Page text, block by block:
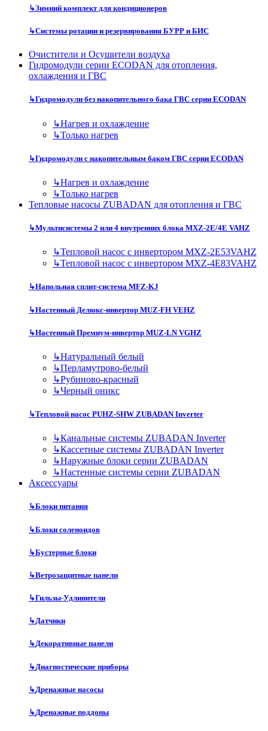
↳Зимний комплект для кондиционеров
↳Системы ротации и резервирования БУРР и БИС
Очистители и Осушители воздуха
Гидромодули серии ECODAN для отопления,
охлаждения и ГВС
↳Гидромодули без накопительного бака ГВС серии ECODAN
↳Нагрев и охлаждение
↳Только нагрев
↳Гидромодули с накопительным баком ГВС серии ECODAN
↳Нагрев и охлаждение
↳Только нагрев
Тепловые насосы ZUBADAN для отопления и ГВС
↳Мультисистемы 2 или 4 внутренних блока MXZ-2E/4E VAHZ
↳Тепловой насос с инвертором MXZ-2E53VAHZ
↳Тепловой насос с инвертором MXZ-4E83VAHZ
↳Напольная сплит-система MFZ-KJ
↳Настенный Делюкс-инвертор MUZ-FH VEHZ
↳Настенный Премиум-инвертор MUZ-LN VGHZ
↳Натуральный белый
↳Перламутрово-белый
↳Рубиново-красный
↳Черный оникс
↳Тепловой насос PUHZ-SHW ZUBADAN Inverter
↳Канальные системы ZUBADAN Inverter
↳Кассетные системы ZUBADAN Inverter
↳Наружные блоки серии ZUBADAN
↳Настенные системы серии ZUBADAN
Аксесcуары
↳Блоки питания
↳Блоки соленоидов
↳Бустерные блоки
↳Ветрозащитные панели
↳Гильзы-Удлинители
↳Датчики
↳Декоративные панели
↳Диагностические приборы
↳Дренажные насосы
↳Дренажные поддоны